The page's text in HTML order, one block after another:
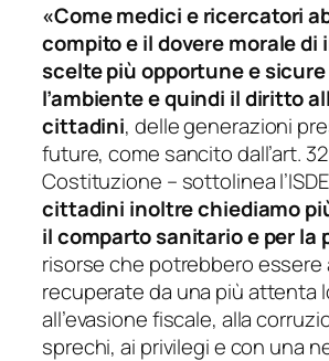
«Come medici e ricercatori
compito e il dovere morale di
scelte più opportune e
l’ambiente e quindi il diritto
cittadini, delle generazioni
future, come sancito dall’art.
Costituzione – sottolinea l’ISDE
cittadini inoltre chiediamo
il comparto sanitario e per la
risorse che potrebbero
recuperate da una più attenta
all’evasione fiscale, alla
sprechi, ai privilegi e con una